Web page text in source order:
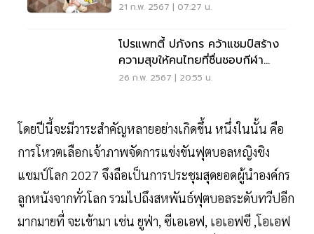
21 ก.พ. 2567 | 07:27 น.
โปรแพทตี้ ปภังกร คว้าแชมป์สร้าง
ความสุขให้คนไทยที่ชื่นชอบกีฬา
กอล์ฟ
26 ก.พ. 2567 | 20:55 น.
โดยปีนี้จะมีวาระสำคัญหลายอย่างเกิดขึ้น หนึ่งในนั้น คือ
การโหวตเลือกเจ้าภาพจัดการแข่งขันฟุตบอลหญิงชิง
แชมป์โลก 2027 จึงถือเป็นการประชุมสุดยอดผู้นำองค์กร
ลูกหนังจากทั่วโลก รวมไปถึงสหพันธ์ฟุตบอลระดับทวีปอีก
มากมายที่ จะเข้ามา เช่น ยูฟ่า, ซีเอเอฟ, เอเอฟซี ,โอเอฟ